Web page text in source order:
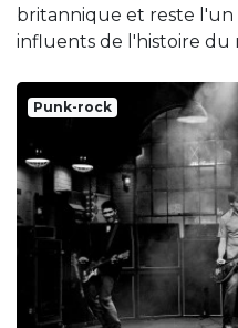
britannique et reste l'un
influents de l'histoire du
Punk-rock